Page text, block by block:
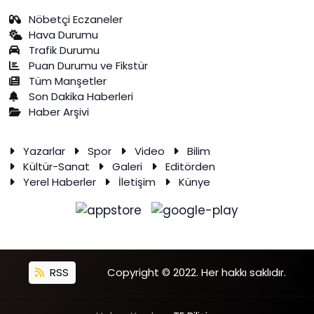
Nöbetçi Eczaneler
Hava Durumu
Trafik Durumu
Puan Durumu ve Fikstür
Tüm Manşetler
Son Dakika Haberleri
Haber Arşivi
Yazarlar Spor Video
Bilim
Kültür-Sanat
Galeri
Editörden
Yerel Haberler
İletişim Künye
RSS Copyright © 2022. Her hakkı saklıdır.